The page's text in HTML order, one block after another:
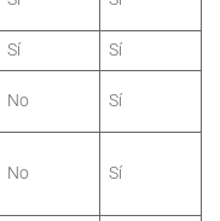
Sí
Sí
No Sí
No Sí